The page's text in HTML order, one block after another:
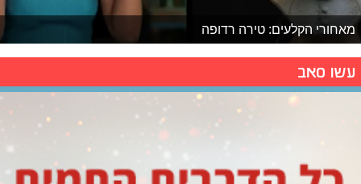
מאחורי הקלעים: טירה רדופה
עשו סאב